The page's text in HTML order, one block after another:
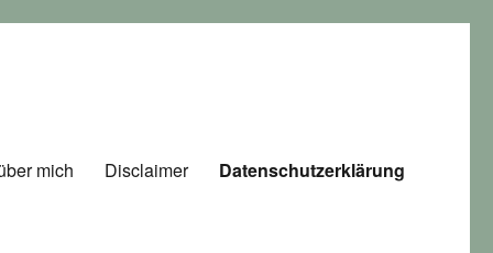
mich Disclaimer Datenschutzerklärung